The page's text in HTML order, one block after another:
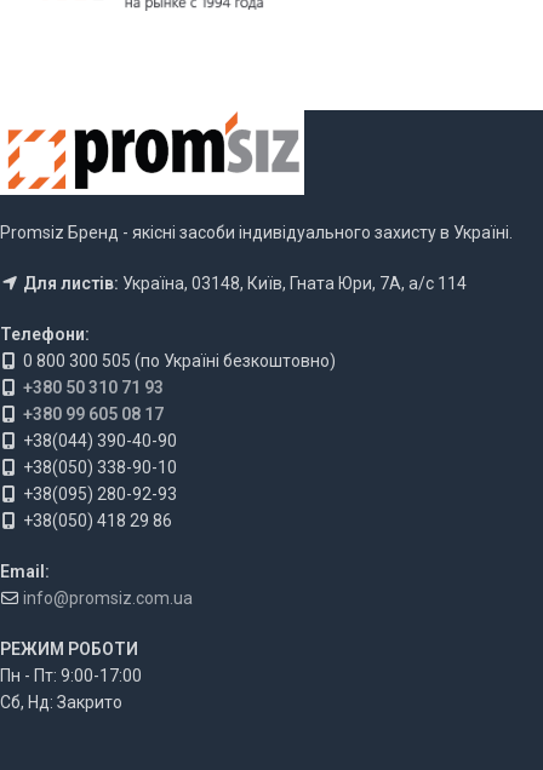
Promsiz Бренд - якісні засоби індивідуального захисту в Україні.
Для листів: Україна, 03148, Київ, Гната Юри, 7А, а/с 114
Телефони:
0 800 300 505 (по Україні безкоштовно)
+380 50 310 71 93
+380 99 605 08 17
+38(044) 390-40-90
+38(050) 338-90-10
+38(095) 280-92-93
+38(050) 418 29 86
Email:
info@promsiz.com.ua
РЕЖИМ РОБОТИ
Пн - Пт: 9:00-17:00
Сб, Нд: Закрито